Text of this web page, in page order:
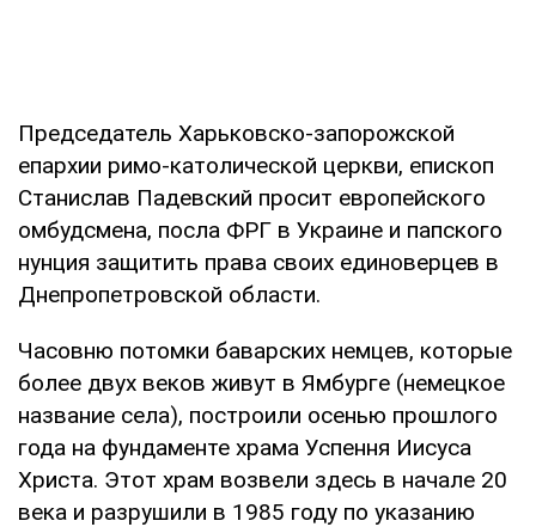
Председатель Харьковско-запорожской
епархии римо-католической церкви, епископ
Станислав Падевский просит европейского
омбудсмена, посла ФРГ в Украине и папского
нунция защитить права своих единоверцев в
Днепропетровской области.
Часовню потомки баварских немцев, которые
более двух веков живут в Ямбурге (немецкое
название села), построили осенью прошлого
года на фундаменте храма Успення Иисуса
Христа. Этот храм возвели здесь в начале 20
века и разрушили в 1985 году по указанию